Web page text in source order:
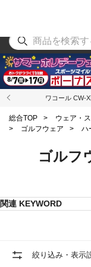
ワコール CW-
総合TOP > ウェア・
>
ゴルフウェア > ハ
ゴルフ
関連 KEYWORD
絞り込み・表示